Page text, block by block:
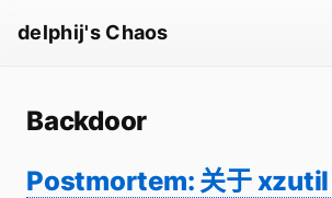
delphij's Chaos
Backdoor
Postmortem: 关于 xzutil